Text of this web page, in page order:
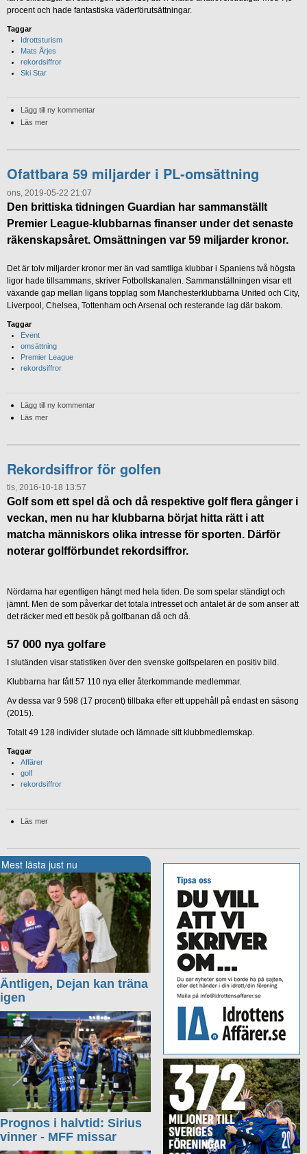
procent och hade fantastiska väderförutsättningar.
Taggar
Idrottsturism
Mats Årjes
rekordsiffror
Ski Star
Lägg till ny kommentar
Läs mer
Ofattbara 59 miljarder i PL-omsättning
ons, 2019-05-22 21:07
Den brittiska tidningen Guardian har sammanställt
Premier League-klubbarnas finanser under det senaste
räkenskapsåret. Omsättningen var 59 miljarder kronor.
Det är tolv miljarder kronor mer än vad samtliga klubbar i Spaniens två högsta
ligor hade tillsammans, skriver Fotbollskanalen. Sammanställningen visar ett
växande gap mellan ligans topplag som Manchesterklubbarna United och City,
Liverpool, Chelsea, Tottenham och Arsenal och resterande lag där bakom.
Taggar
Event
omsättning
Premier League
rekordsiffror
Lägg till ny kommentar
Läs mer
Rekordsiffror för golfen
tis, 2016-10-18 13:57
Golf som ett spel då och då respektive golf flera gånger i
veckan, men nu har klubbarna börjat hitta rätt i att
matcha människors olika intresse för sporten. Därför
noterar golfförbundet rekordsiffror.
Nördarna har egentligen hängt med hela tiden. De som spelar ständigt och
jämnt. Men de som påverkar det totala intresset och antalet är de som anser att
det räcker med ett besök på golfbanan då och då.
57 000 nya golfare
I slutänden visar statistiken över den svenske golfspelaren en positiv bild.
Klubbarna har fått 57 110 nya eller återkommande medlemmar.
Av dessa var 9 598 (17 procent) tillbaka efter ett uppehåll på endast en säsong
(2015).
Totalt 49 128 individer slutade och lämnade sitt klubbmedlemskap.
Taggar
Affärer
golf
rekordsiffror
Läs mer
Mest lästa just nu
Äntligen, Dejan kan träna
igen
Prognos i halvtid: Sirius
vinner - MFF missar